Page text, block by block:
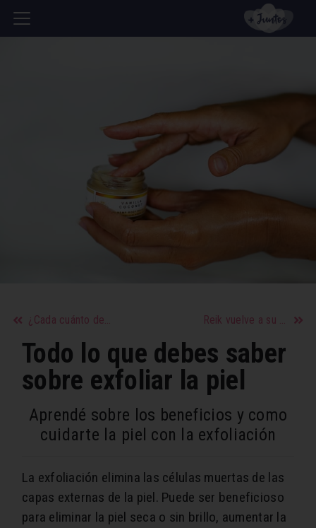
¿Cada cuánto debes hacer abdominales? Reik vuelve a su esencia para enamorarnos y hacernos reflexionar en ‘Pero te conocí’
Todo lo que debes saber
sobre exfoliar la piel
Aprendé sobre los beneficios y como
cuidarte la piel con la exfoliación
La exfoliación elimina las células muertas de las
capas externas de la piel. Puede ser beneficioso
para eliminar la piel seca o sin brillo, aumentar la